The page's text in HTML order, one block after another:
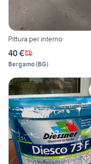
Pittura per interno
40 €
Bergamo(BG)